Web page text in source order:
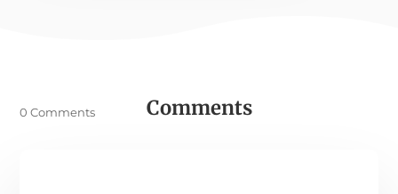
Comments
0 Comments